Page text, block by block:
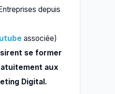
depuis
associée)
se former
aux
Digital.